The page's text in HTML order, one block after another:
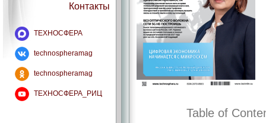
Контакты
ТЕХНОСФЕРА
technospheramag
technospheramag
ТЕХНОСФЕРА_РИЦ
Table of